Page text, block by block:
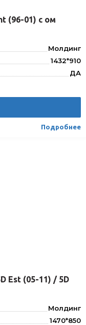
(96-01) с ом
Молдинг
1432*910
ДА
Да
Подробнее
Est (05-11) / 5D
Молдинг
1470*850